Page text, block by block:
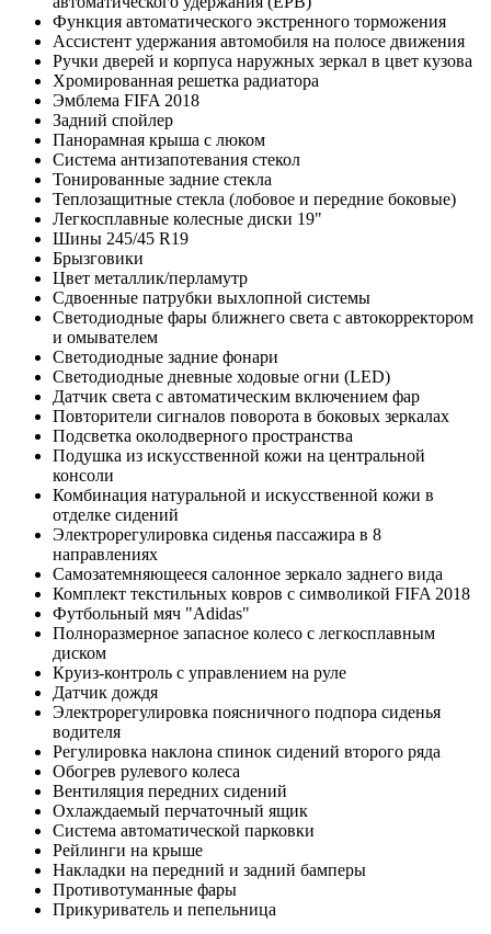
Функция автоматического экстренного торможения
Ассистент удержания автомобиля на полосе движения
Ручки дверей и корпуса наружных зеркал в цвет кузова
Хромированная решетка радиатора
Эмблема FIFA 2018
Задний спойлер
Панорамная крыша с люком
Система антизапотевания стекол
Тонированные задние стекла
Теплозащитные стекла (лобовое и передние боковые)
Легкосплавные колесные диски 19"
Шины 245/45 R19
Брызговики
Цвет металлик/перламутр
Сдвоенные патрубки выхлопной системы
Светодиодные фары ближнего света с автокорректором
и омывателем
Светодиодные задние фонари
Светодиодные дневные ходовые огни (LED)
Датчик света с автоматическим включением фар
Повторители сигналов поворота в боковых зеркалах
Подсветка околодверного пространства
Подушка из искусственной кожи на центральной
консоли
Комбинация натуральной и искусственной кожи в
отделке сидений
Электрорегулировка сиденья пассажира в 8
направлениях
Самозатемняющееся салонное зеркало заднего вида
Комплект текстильных ковров с символикой FIFA 2018
Футбольный мяч "Adidas"
Полноразмерное запасное колесо с легкосплавным
диском
Круиз-контроль с управлением на руле
Датчик дождя
Электрорегулировка поясничного подпора сиденья
водителя
Регулировка наклона спинок сидений второго ряда
Обогрев рулевого колеса
Вентиляция передних сидений
Охлаждаемый перчаточный ящик
Система автоматической парковки
Рейлинги на крыше
Накладки на передний и задний бамперы
Противотуманные фары
Прикуриватель и пепельница